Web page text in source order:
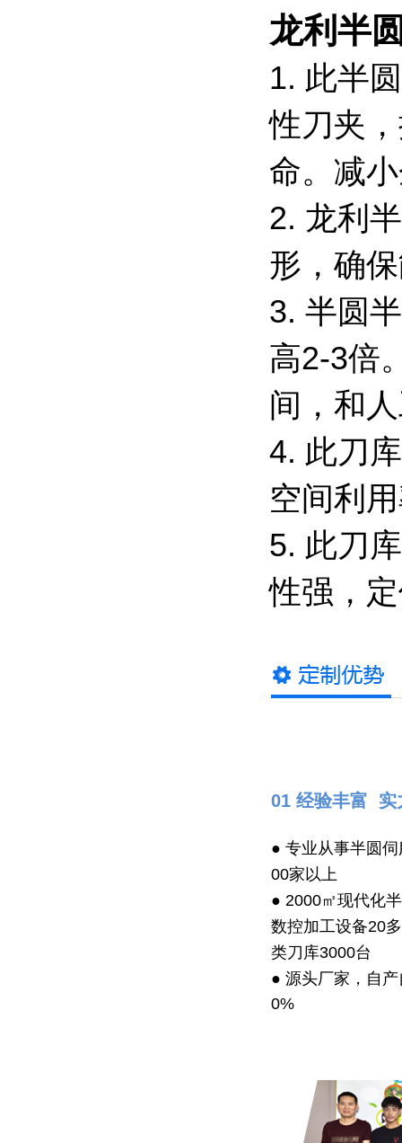
龙利半
1. 此半
性刀夹
命。减
2. 龙利
形，确
3. 半圆
高2-3倍
间，和
4. 此刀
空间利
5. 此刀
性强，
01 经验丰富
● 专业从事半圆
00家以上
● 2000㎡现代化
数控加工设备20
类刀库3000台
● 源头厂家，自
0%